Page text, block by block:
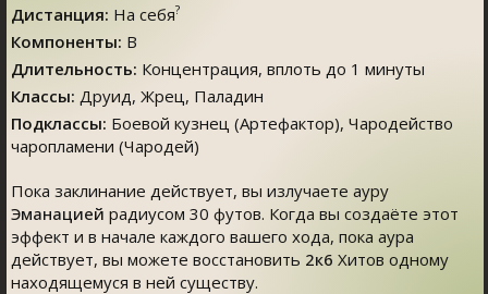
Дистанция: На себя?
Компоненты: В
Длительность: Концентрация, вплоть до 1 минуты
Классы: Друид, Жрец, Паладин
Подклассы: Боевой кузнец (Артефактор), Чародейство
чаропламени (Чародей)
Пока заклинание действует, вы излучаете ауру
Эманацией радиусом 30 футов. Когда вы создаёте этот
эффект и в начале каждого вашего хода, пока аура
действует, вы можете восстановить 2к6 Хитов одному
находящемуся в ней существу.